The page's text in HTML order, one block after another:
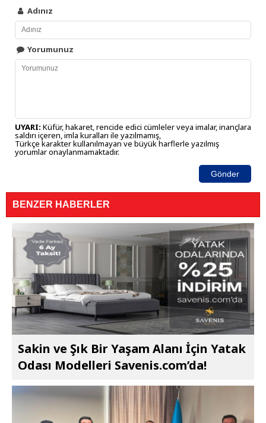
Adınız
Yorumunuz
UYARI: Küfür, hakaret, rencide edici cümleler veya imalar, inançlara
saldırı içeren, imla kuralları ile yazılmamış,
Türkçe karakter kullanılmayan ve büyük harflerle yazılmış
yorumlar onaylanmamaktadır.
Gönder
BENZER HABERLER
Sakin ve Şık Bir Yaşam Alanı İçin Yatak
Odası Modelleri Savenis.com’da!